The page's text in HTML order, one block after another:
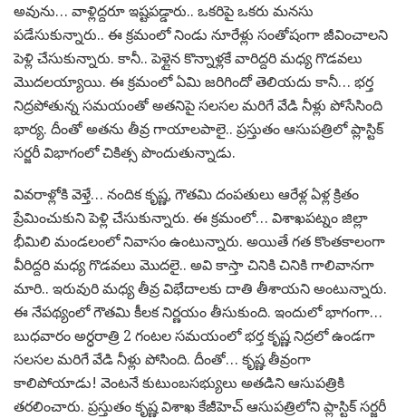
అవును… వాళ్లిద్దరూ ఇష్టపడ్డారు.. ఒకరిపై ఒకరు మనసు
పడేసుకున్నారు.. ఈ క్రమంలో నిండు నూరేళ్లు సంతోషంగా జీవించాలని
పెళ్లి చేసుకున్నారు. కానీ.. పెళ్లైన కొన్నాళ్లకే వారిద్దరి మధ్య గొడవలు
మొదలయ్యాయి. ఈ క్రమంలో ఏమి జరిగిందో తెలియదు కానీ… భర్త
నిద్రపోతున్న సమయంతో అతనిపై సలసల మరిగే వేడి నీళ్లు పోసేసింది
భార్య. దీంతో అతను తీవ్ర గాయాలపాలై.. ప్రస్తుతం ఆసుపత్రిలో ప్లాస్టిక్
సర్జరీ విభాగంలో చికిత్స పొందుతున్నాడు.
వివరాళ్లోకి వెళ్తే… నందిక కృష్ణ, గౌతమి దంపతులు ఆరేళ్ల ఏళ్ల క్రితం
ప్రేమించుకుని పెళ్లి చేసుకున్నారు. ఈ క్రమంలో… విశాఖపట్నం జిల్లా
భీమిలి మండలంలో నివాసం ఉంటున్నారు. అయితే గత కొంతకాలంగా
వీరిద్దరి మధ్య గొడవలు మొదలై.. అవి కాస్తా చినికి చినికి గాలివానగా
మారి.. ఇరువురి మధ్య తీవ్ర విభేదాలకు దాతి తీశాయని అంటున్నారు.
ఈ నేపథ్యంలో గౌతమి కీలక నిర్ణయం తీసుకుంది. ఇందులో భాగంగా…
బుధవారం అర్ధరాత్రి 2 గంటల సమయంలో భర్త కృష్ణ నిద్రలో ఉండగా
సలసల మరిగే వేడి నీళ్లు పోసింది. దీంతో… కృష్ణ తీవ్రంగా
కాలిపోయాడు! వెంటనే కుటుంబసభ్యులు అతడిని ఆసుపత్రికి
తరలించారు. ప్రస్తుతం కృష్ణ విశాఖ కేజీహెచ్ ఆసుపత్రిలోని ప్లాస్టిక్ సర్జరీ